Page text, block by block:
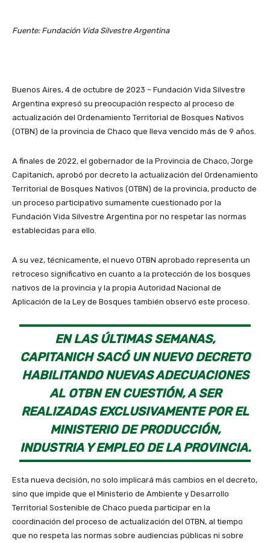
Fuente: Fundación Vida Silvestre Argentina
Buenos Aires, 4 de octubre de 2023 – Fundación Vida Silvestre
Argentina expresó su preocupación respecto al proceso de
actualización del Ordenamiento Territorial de Bosques Nativos
(OTBN) de la provincia de Chaco que lleva vencido más de 9 años.
A finales de 2022, el gobernador de la Provincia de Chaco, Jorge
Capitanich, aprobó por decreto la actualización del Ordenamiento
Territorial de Bosques Nativos (OTBN) de la provincia, producto de
un proceso participativo sumamente cuestionado por la
Fundación Vida Silvestre Argentina por no respetar las normas
establecidas para ello.
A su vez, técnicamente, el nuevo OTBN aprobado representa un
retroceso significativo en cuanto a la protección de los bosques
nativos de la provincia y la propia Autoridad Nacional de
Aplicación de la Ley de Bosques también observó este proceso.
EN LAS ÚLTIMAS SEMANAS,
CAPITANICH SACÓ UN NUEVO DECRETO
HABILITANDO NUEVAS ADECUACIONES
AL OTBN EN CUESTIÓN, A SER
REALIZADAS EXCLUSIVAMENTE POR EL
MINISTERIO DE PRODUCCIÓN,
INDUSTRIA Y EMPLEO DE LA PROVINCIA.
Esta nueva decisión, no solo implicará más cambios en el decreto,
sino que impide que el Ministerio de Ambiente y Desarrollo
Territorial Sostenible de Chaco pueda participar en la
coordinación del proceso de actualización del OTBN, al tiempo
que no respeta las normas sobre audiencias públicas ni sobre